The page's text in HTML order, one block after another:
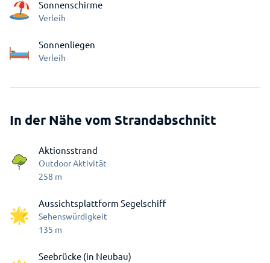
Sonnenschirme
Verleih
Sonnenliegen
Verleih
In der Nähe vom Strandabschnitt
Aktionsstrand
Outdoor Aktivität
258 m
Aussichtsplattform Segelschiff
Sehenswürdigkeit
135 m
Seebrücke (in Neubau)